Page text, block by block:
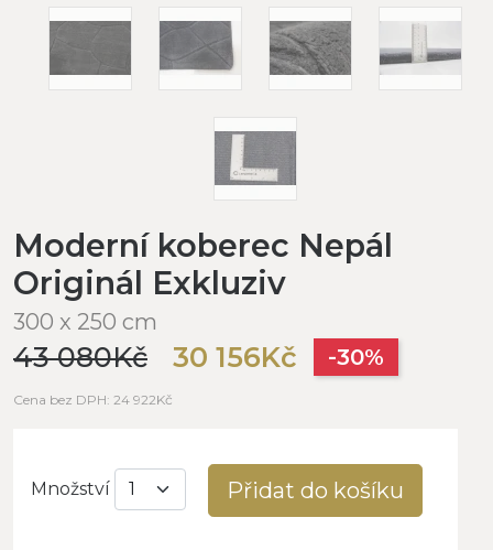
Moderní koberec Nepál
Originál Exkluziv
300 x 250 cm
43 080Kč 30 156Kč -30%
Cena bez DPH: 24 922Kč
Množství Přidat do košíku